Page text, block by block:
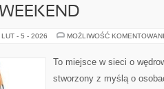
LUT - 5 - 2026 MOŻLIWOŚĆ
To miejsce w sieci o
stworzony z myślą o